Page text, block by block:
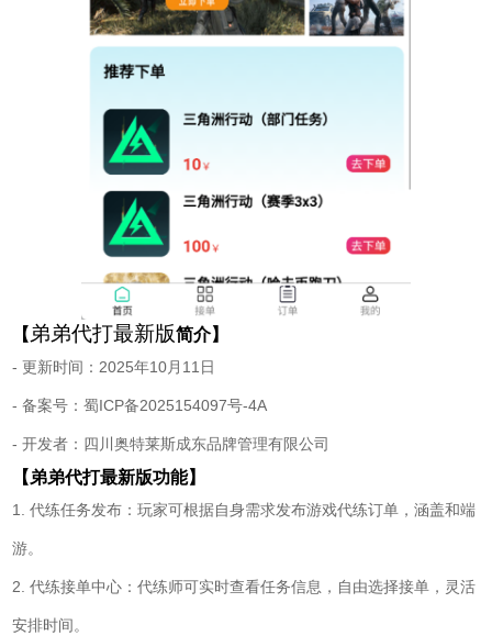
【弟弟代打最新版简介】
- 更新时间：2025年10月11日
- 备案号：蜀ICP备2025154097号-4A
- 开发者：四川奥特莱斯成东品牌管理有限公司
【弟弟代打最新版功能】
1. 代练任务发布：玩家可根据自身需求发布游戏代练订单，涵盖和端
游。
2. 代练接单中心：代练师可实时查看任务信息，自由选择接单，灵活
安排时间。